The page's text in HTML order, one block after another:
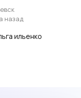
назад
ильенко